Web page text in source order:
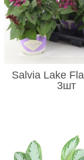
Salvia Lake
3шт